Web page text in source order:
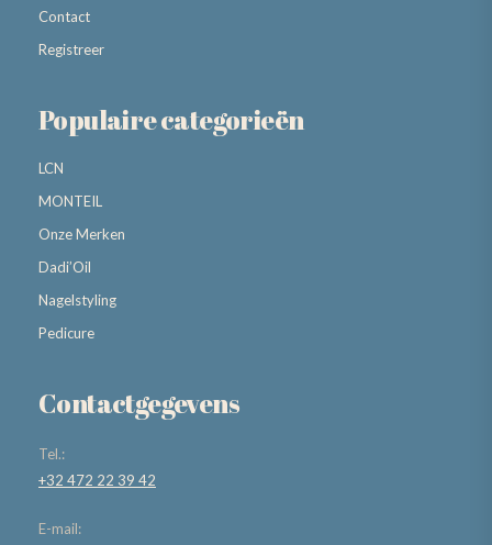
Contact
Registreer
Populaire categorieën
LCN
MONTEIL
Onze Merken
Dadi’Oil
Nagelstyling
Pedicure
Contactgegevens
Tel.:
+32 472 22 39 42
E-mail: